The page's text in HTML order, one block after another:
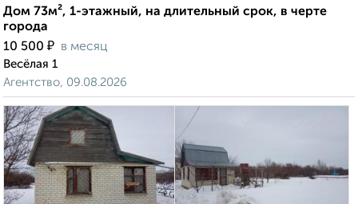
Дом 73м², 1-этажный, на длительный срок, в черте
города
10 500 ₽ в месяц
Весёлая 1
Агентство, 09.08.2026